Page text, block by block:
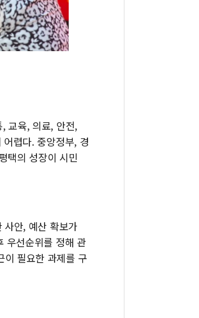
교육, 의료, 안전,
렵다. 중앙정부, 경
택의 성장이 시민
안, 예산 확보가
우선순위를 정해 관
이 필요한 과제를 구